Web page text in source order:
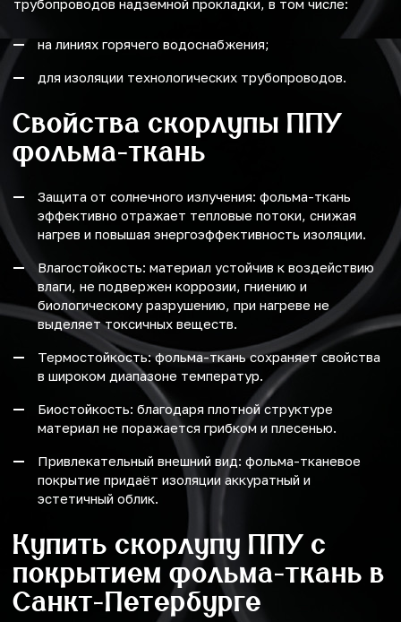
трубопроводов надземной прокладки, в том числе:
на линиях горячего водоснабжения;
для изоляции технологических трубопроводов.
Свойства скорлупы ППУ
фольма-ткань
Защита от солнечного излучения: фольма-ткань
эффективно отражает тепловые потоки, снижая
нагрев и повышая энергоэффективность изоляции.
Влагостойкость: материал устойчив к воздействию
влаги, не подвержен коррозии, гниению и
биологическому разрушению, при нагреве не
выделяет токсичных веществ.
Термостойкость: фольма-ткань сохраняет свойства
в широком диапазоне температур.
Биостойкость: благодаря плотной структуре
материал не поражается грибком и плесенью.
Привлекательный внешний вид: фольма-тканевое
покрытие придаёт изоляции аккуратный и
эстетичный облик.
Купить скорлупу ППУ с
покрытием фольма-ткань в
Санкт-Петербурге